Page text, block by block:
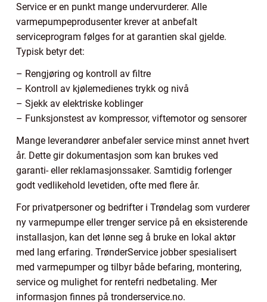
Service er en punkt mange undervurderer. Alle
varmepumpeprodusenter krever at anbefalt
serviceprogram følges for at garantien skal gjelde.
Typisk betyr det:
– Rengjøring og kontroll av filtre
– Kontroll av kjølemedienes trykk og nivå
– Sjekk av elektriske koblinger
– Funksjonstest av kompressor, viftemotor og sensorer
Mange leverandører anbefaler service minst annet hvert
år. Dette gir dokumentasjon som kan brukes ved
garanti- eller reklamasjonssaker. Samtidig forlenger
godt vedlikehold levetiden, ofte med flere år.
For privatpersoner og bedrifter i Trøndelag som vurderer
ny varmepumpe eller trenger service på en eksisterende
installasjon, kan det lønne seg å bruke en lokal aktør
med lang erfaring. TrønderService jobber spesialisert
med varmepumper og tilbyr både befaring, montering,
service og mulighet for rentefri nedbetaling. Mer
informasjon finnes på tronderservice.no.